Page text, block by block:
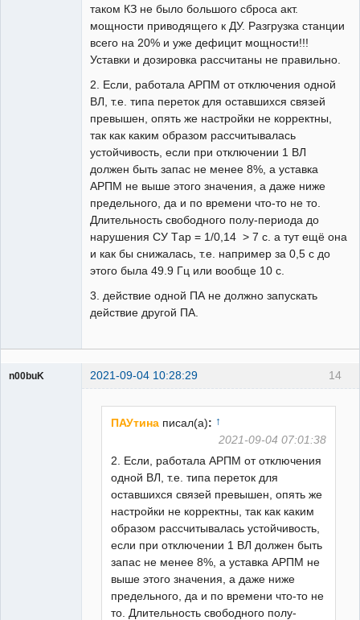
таком КЗ не было большого сброса акт.
мощности приводящего к ДУ. Разгрузка станции
всего на 20% и уже дефицит мощности!!!
Уставки и дозировка рассчитаны не правильно.
2. Если, работала АРПМ от отключения одной
ВЛ, т.е. типа переток для оставшихся связей
превышен, опять же настройки не корректны,
так как каким образом рассчитывалась
устойчивость, если при отключении 1 ВЛ
должен быть запас не менее 8%, а уставка
АРПМ не выше этого значения, а даже ниже
предельного, да и по времени что-то не то.
Длительность свободного полу-периода до
нарушения СУ Tар = 1/0,14 > 7 с. а тут ещё она
и как бы снижалась, т.е. например за 0,5 с до
этого была 49.9 Гц или вообще 10 с.
3. действие одной ПА не должно запускать
действие другой ПА.
14
n00buK 2021-09-04 10:28:29
ПАУтина писал(а): ↑
2021-09-04 07:01:38
2. Если, работала АРПМ от отключения
одной ВЛ, т.е. типа переток для
оставшихся связей превышен, опять же
настройки не корректны, так как каким
образом рассчитывалась устойчивость,
если при отключении 1 ВЛ должен быть
запас не менее 8%, а уставка АРПМ не
выше этого значения, а даже ниже
предельного, да и по времени что-то не
то. Длительность свободного полу-